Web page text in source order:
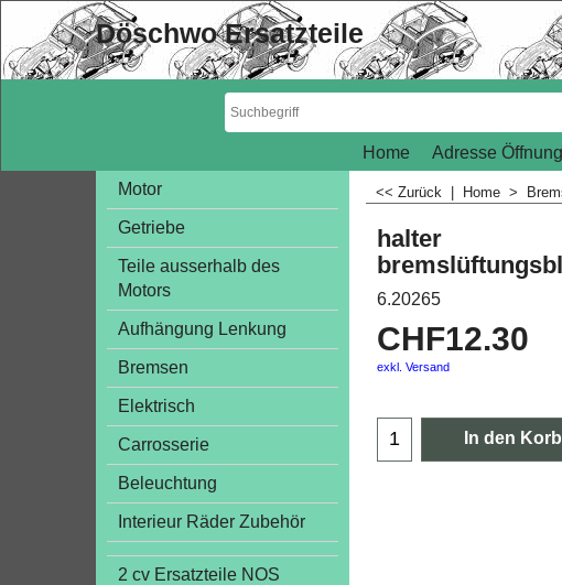
Döschwo Ersatzteile
Home Adresse
Motor
Getriebe
Teile ausserhalb des
Motors
Aufhängung Lenkung
Bremsen
Elektrisch
Carrosserie
Beleuchtung
Interieur Räder Zubehör
2 cv Ersatzteile NOS
<< Zurück Home >
halter
6.20265
CHF12.30
exkl. Versand
In den Korb